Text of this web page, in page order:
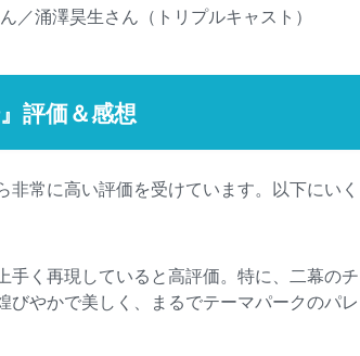
涌澤昊生さん（トリプルキャスト）
評価＆感想
非常に高い評価を受けています。以下にいく
く再現していると高評価。特に、二幕のチ
やかで美しく、まるでテーマパークのパレ